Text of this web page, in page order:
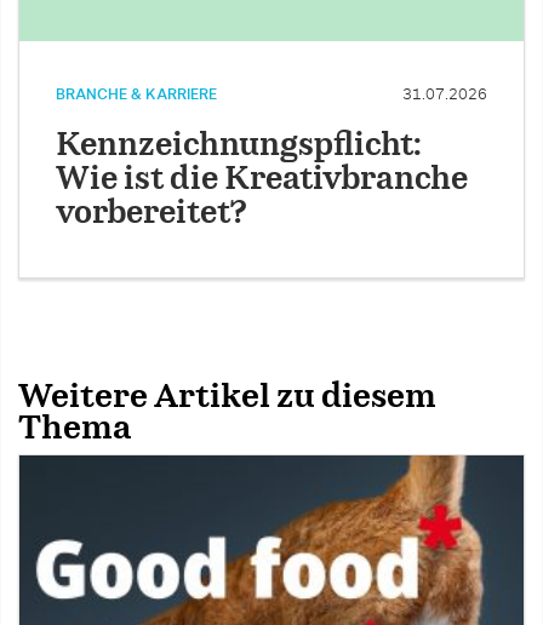
BRANCHE & KARRIERE 31.07.2026
Kennzeichnungspflicht:
Wie ist die Kreativbranche
vorbereitet?
Weitere Artikel zu diesem
Thema